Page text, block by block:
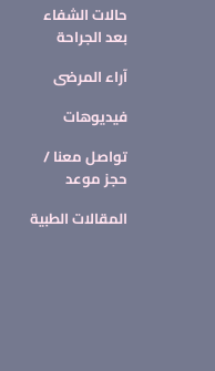
حالات الشفاء
بعد الجراحة
آراء المرضى
فيديوهات
تواصل معنا /
حجز موعد
المقالات الطبية